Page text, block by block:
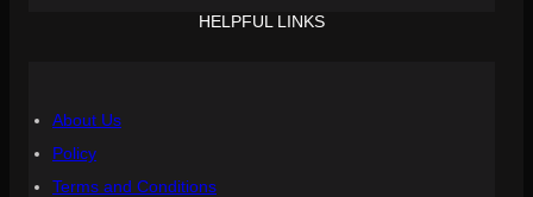
HELPFUL LINKS
About Us
Policy
Terms and Conditions